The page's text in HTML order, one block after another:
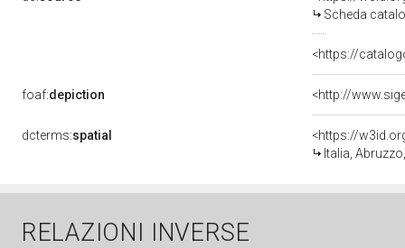
Scheda
<https://
foaf:depiction <http://
dcterms:spatial
<https://
Italia,
RELAZIONI INVERSE